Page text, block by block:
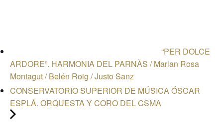
“PER DOLCE
ARDORE”. HARMONIA DEL PARNÀS / Marian Rosa
Montagut / Belén Roig / Justo Sanz
CONSERVATORIO SUPERIOR DE MÚSICA ÓSCAR
ESPLÁ. ORQUESTA Y CORO DEL CSMA